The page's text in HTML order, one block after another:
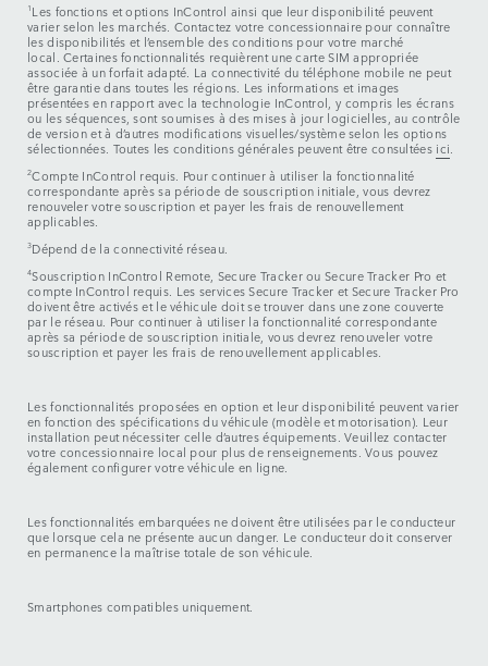
1 Les fonctions et options InControl ainsi que leur disponibilité peuvent
varier selon les marchés. Contactez votre concessionnaire pour connaître
les disponibilités et l’ensemble des conditions pour votre marché
local. Certaines fonctionnalités requièrent une carte SIM appropriée
associée à un forfait adapté. La connectivité du téléphone mobile ne peut
être garantie dans toutes les régions. Les informations et images
présentées en rapport avec la technologie InControl, y compris les écrans
ou les séquences, sont soumises à des mises à jour logicielles, au contrôle
de version et à d’autres modifications visuelles/système selon les options
sélectionnées. Toutes les conditions générales peuvent être consultées ici.
2Compte InControl requis. Pour continuer à utiliser la fonctionnalité
correspondante après sa période de souscription initiale, vous devrez
renouveler votre souscription et payer les frais de renouvellement
applicables.
3Dépend de la connectivité réseau.
4Souscription InControl Remote, Secure Tracker ou Secure Tracker Pro et
compte InControl requis. Les services Secure Tracker et Secure Tracker Pro
doivent être activés et le véhicule doit se trouver dans une zone couverte
par le réseau. Pour continuer à utiliser la fonctionnalité correspondante
après sa période de souscription initiale, vous devrez renouveler votre
souscription et payer les frais de renouvellement applicables.
Les fonctionnalités proposées en option et leur disponibilité peuvent varier
en fonction des spécifications du véhicule (modèle et motorisation). Leur
installation peut nécessiter celle d’autres équipements. Veuillez contacter
votre concessionnaire local pour plus de renseignements. Vous pouvez
également configurer votre véhicule en ligne.
Les fonctionnalités embarquées ne doivent être utilisées par le conducteur
que lorsque cela ne présente aucun danger. Le conducteur doit conserver
en permanence la maîtrise totale de son véhicule.
Smartphones compatibles uniquement.